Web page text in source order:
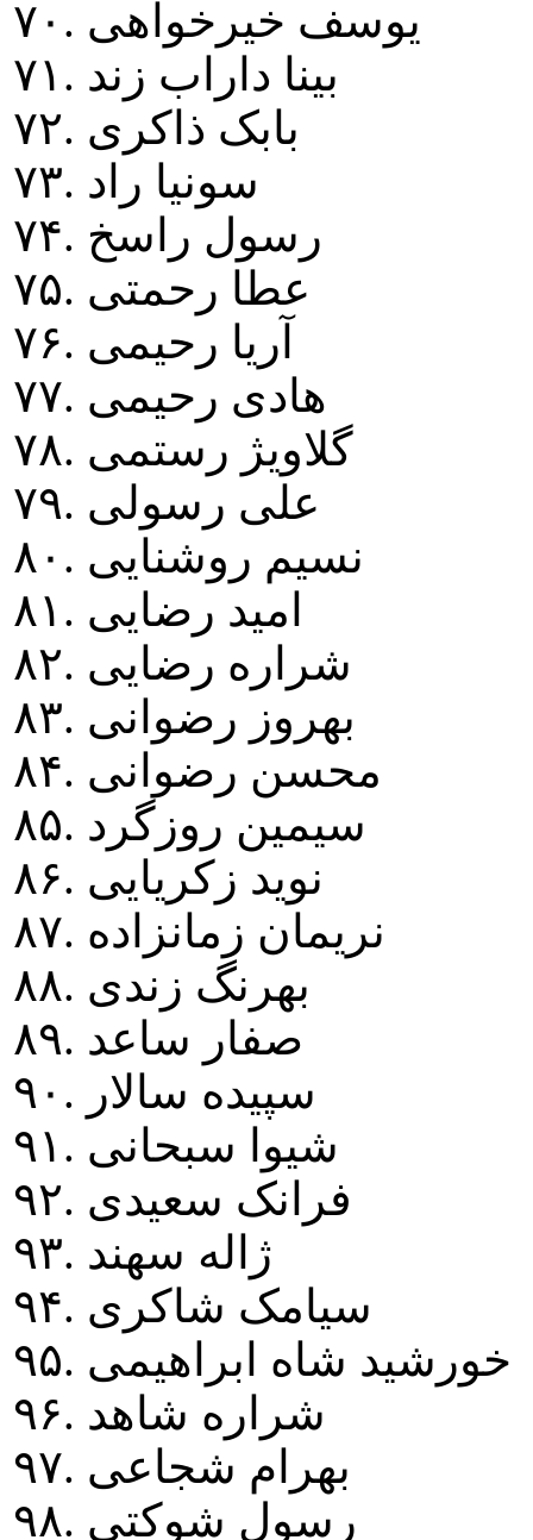
۷۰. يوسف خيرخواهی
۷۱. بينا داراب زند
۷۲. بابک ذاکری
۷۳. سونيا راد
۷۴. رسول راسخ
۷۵. عطا رحمتی
۷۶. آريا رحيمی
۷۷. هادی رحيمی
۷۸. گلاويژ رستمی
۷۹. علی رسولی
۸۰. نسيم روشنايی
۸۱. اميد رضايی
۸۲. شراره رضايی
۸۳. بهروز رضوانی
۸۴. محسن رضوانی
۸۵. سيمين روزگرد
۸۶. نويد زکريايی
۸۷. نريمان زمانزاده
۸۸. بهرنگ زندی
۸۹. صفار ساعد
۹۰. سپيده سالار
۹۱. شيوا سبحانی
۹۲. فرانک سعيدی
۹۳. ژاله سهند
۹۴. سيامک شاکری
۹۵. خورشيد شاه ابراهيمی
۹۶. شراره شاهد
۹۷. بهرام شجاعی
۹۸. رسول شوکتی